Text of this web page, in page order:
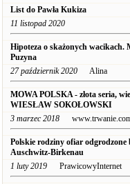
List do Pawła Kukiza
11 listopad 2020
Hipoteza o skażonych wacikach.
Puzyna
27 październik 2020 Alina
MOWA POLSKA - złota seria,
WIESŁAW SOKOŁOWSKI
3 marzec 2018
Polskie rodziny ofiar
Auschwitz-Birkenau
1 luty 2019 PrawicowyInternet